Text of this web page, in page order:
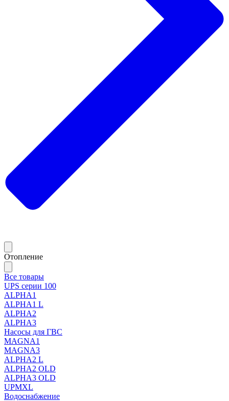
Отопление
Все товары
UPS серии 100
ALPHA1
ALPHA1 L
ALPHA2
ALPHA3
Насосы для ГВС
MAGNA1
MAGNA3
ALPHA2 L
ALPHA2 OLD
ALPHA3 OLD
UPMXL
Водоснабжение